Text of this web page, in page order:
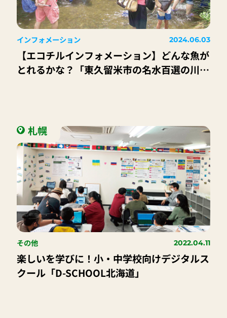
インフォメーション 2024.06.03
【エコチルインフォメーション】どんな魚が
とれるかな？「東久留米市の名水百選の川
札幌
その他 2022.04.11
楽しいを学びに！小・中学校向けデジタルス
クール「D-SCHOOL北海道」